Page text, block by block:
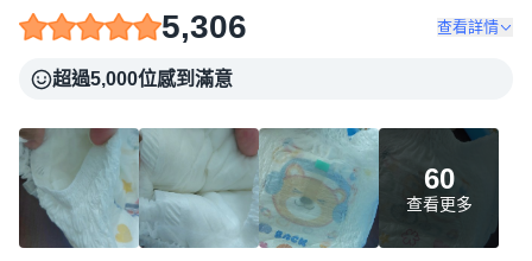
5,306 查看詳情
超過5,000位感到滿意
60
查看更多